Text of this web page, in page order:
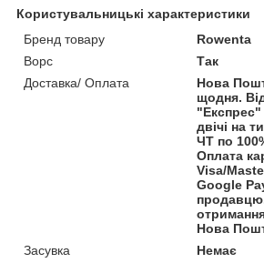
Користувальницькі характеристики
Бренд товару
Rowenta
Ворс
Так
Доставка/ Оплата
Нова
щодня.
двічі на
ЧТ по
Оплата
Visa/
Google
Нова
Засувка
Немає